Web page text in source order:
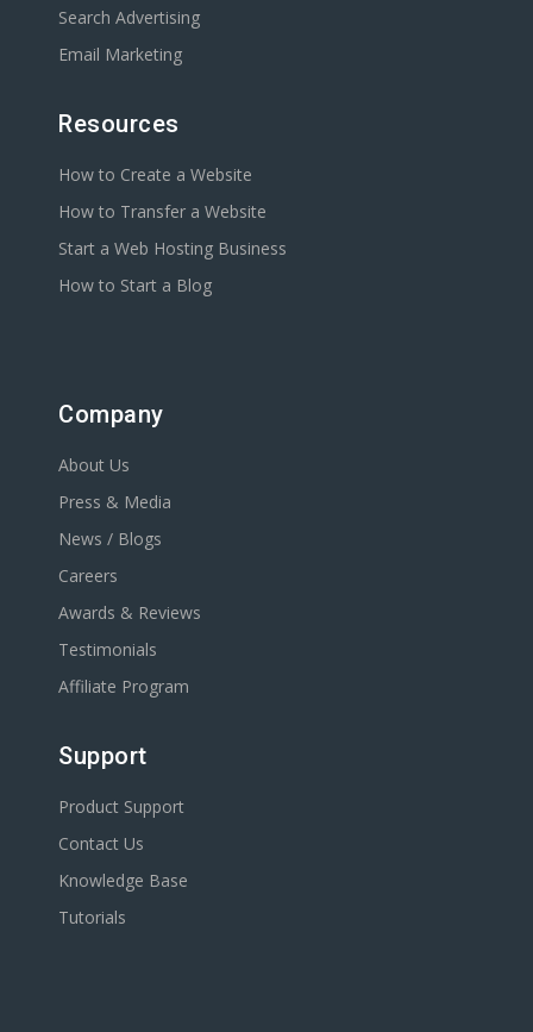
Search Advertising
Email Marketing
Resources
How to Create a Website
How to Transfer a Website
Start a Web Hosting Business
How to Start a Blog
Company
About Us
Press & Media
News / Blogs
Careers
Awards & Reviews
Testimonials
Affiliate Program
Support
Product Support
Contact Us
Knowledge Base
Tutorials